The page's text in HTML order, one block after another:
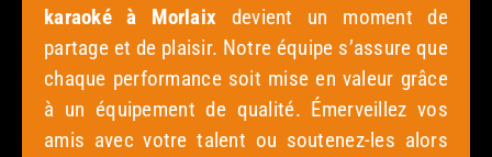
karaoké à Morlaix devient un moment de
partage et de plaisir. Notre équipe s’assure que
chaque performance soit mise en valeur grâce
à un équipement de qualité. Émerveillez vos
amis avec votre talent ou soutenez-les alors